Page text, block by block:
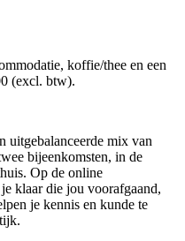
koffie/thee en een
(excl. btw).
uitgebalanceerde mix van
bijeenkomsten, in de
Op de online
klaar die jou voorafgaand,
je kennis en kunde te